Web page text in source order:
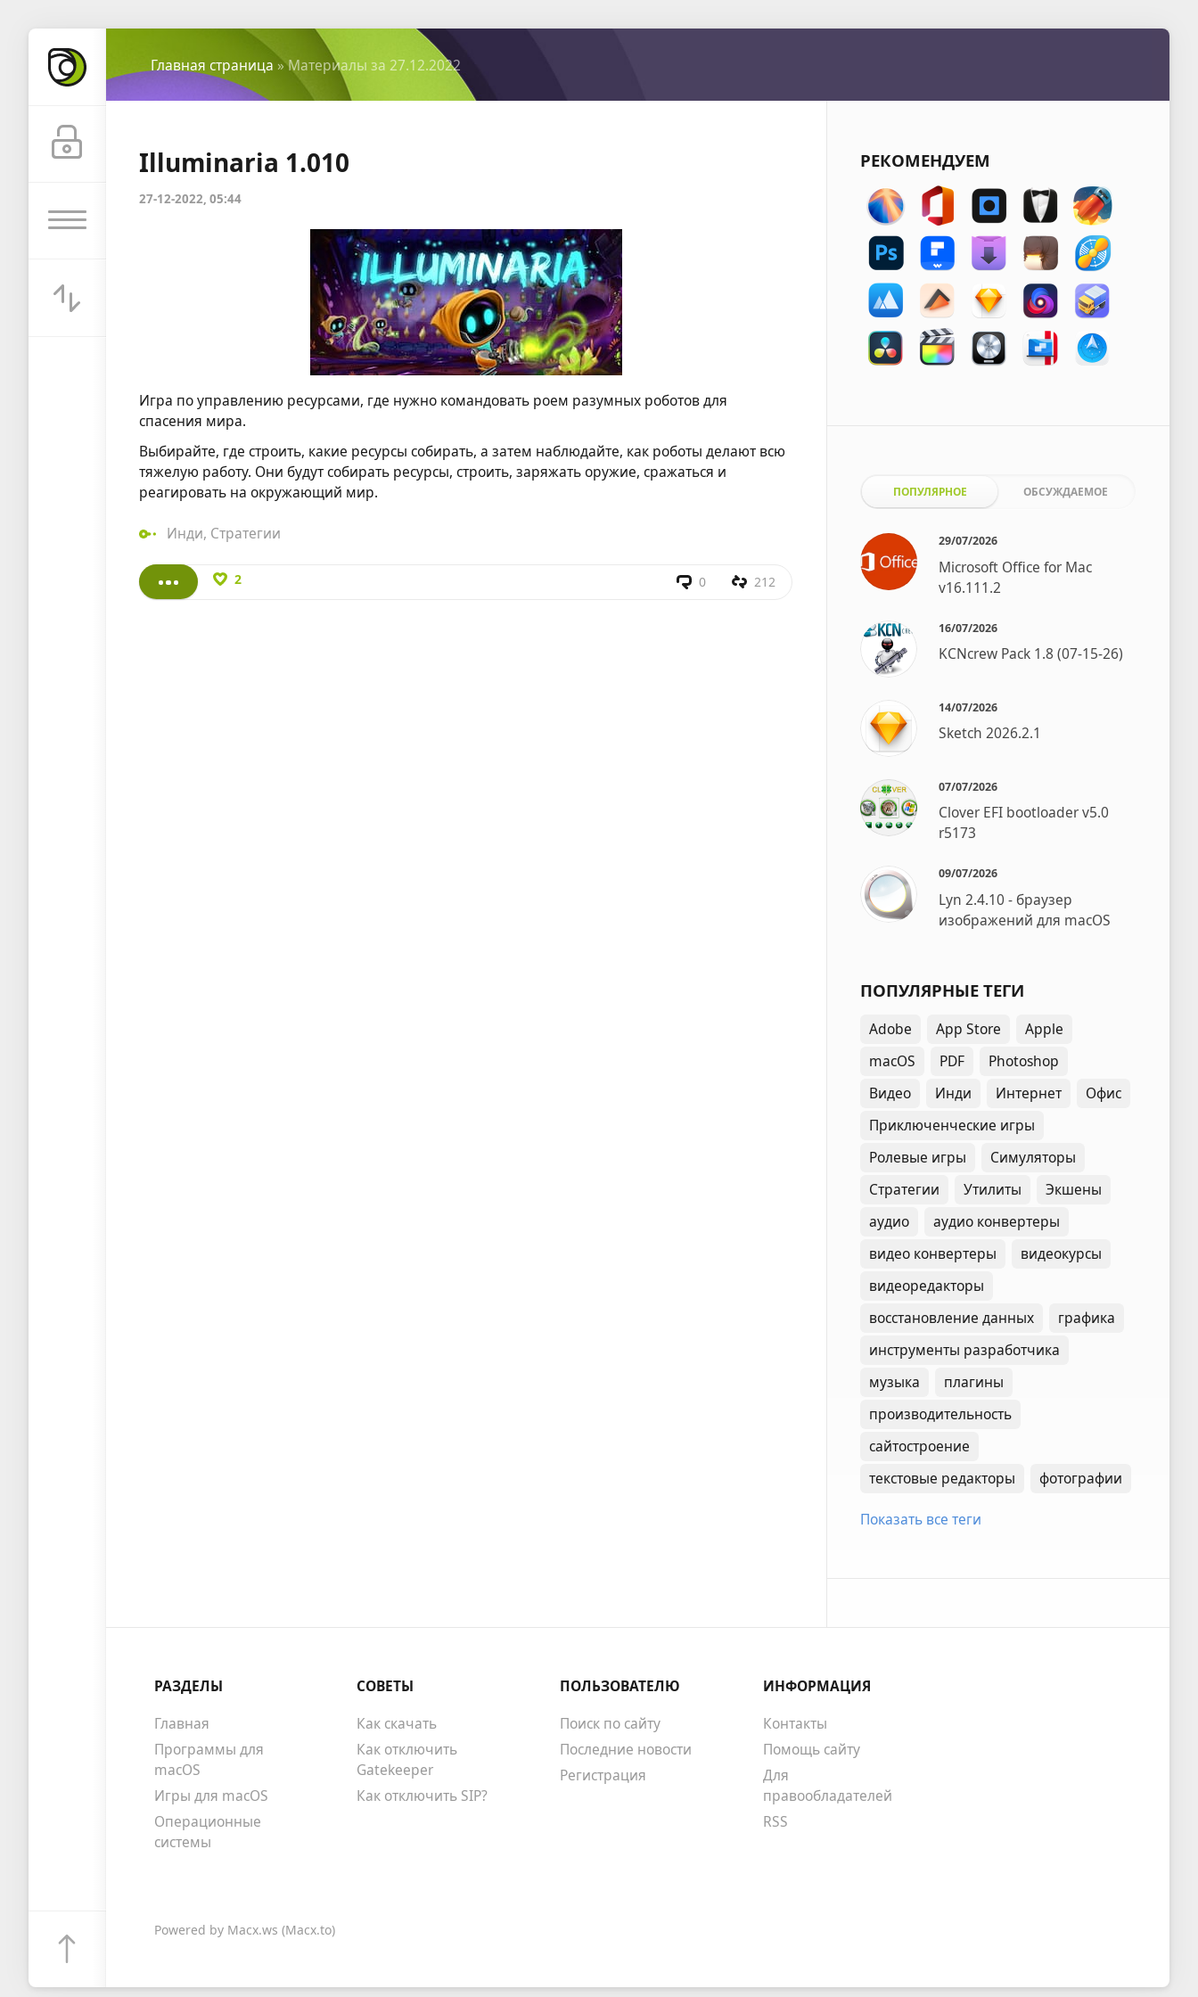
Главная страница » Материалы за 27.12.2022
Illuminaria 1.010
27-12-2022, 05:44
Игра по управлению ресурсами, где нужно командовать роем разумных роботов для
спасения мира.
Выбирайте, где строить, какие ресурсы собирать, а затем наблюдайте, как роботы делают всю
тяжелую работу. Они будут собирать ресурсы, строить, заряжать оружие, сражаться и
реагировать на окружающий мир.
Инди, Стратегии
2 0 212
РЕКОМЕНДУЕМ
ПОПУЛЯРНОЕ ОБСУЖДАЕМОЕ
29/07/2026
Microsoft Office for Mac
v16.111.2
16/07/2026
KCNcrew Pack 1.8 (07-15-26)
14/07/2026
Sketch 2026.2.1
07/07/2026
Clover EFI bootloader v5.0
r5173
09/07/2026
Lyn 2.4.10 - браузер
изображений для macOS
ПОПУЛЯРНЫЕ ТЕГИ
Adobe App Store
Apple
macOS
PDF
Photoshop
Видео
Инди Интернет
Офис
Приключенческие игры
Ролевые игры
Симуляторы
Стратегии
Утилиты
Экшены
аудио
аудио конвертеры
видео конвертеры
видеокурсы
видеоредакторы
восстановление данных
графика
инструменты разработчика
музыка
плагины
производительность
сайтостроение
текстовые редакторы
фотографии
Показать все теги
РАЗДЕЛЫ
Главная
Программы для
macOS
Игры для macOS
Операционные
системы
СОВЕТЫ
Как скачать
Как отключить
Gatekeeper
Как отключить SIP?
ПОЛЬЗОВАТЕЛЮ
Поиск по сайту
Последние новости
Регистрация
ИНФОРМАЦИЯ
Контакты
Помощь сайту
Для
правообладателей
RSS
Powered by Macx.ws (Macx.to)